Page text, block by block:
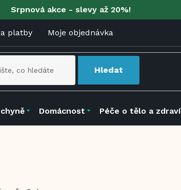
Srpnová akce - slevy až 20%!
platby Moje objednávka
Hledat
Domácnost Péče o tělo a zdraví